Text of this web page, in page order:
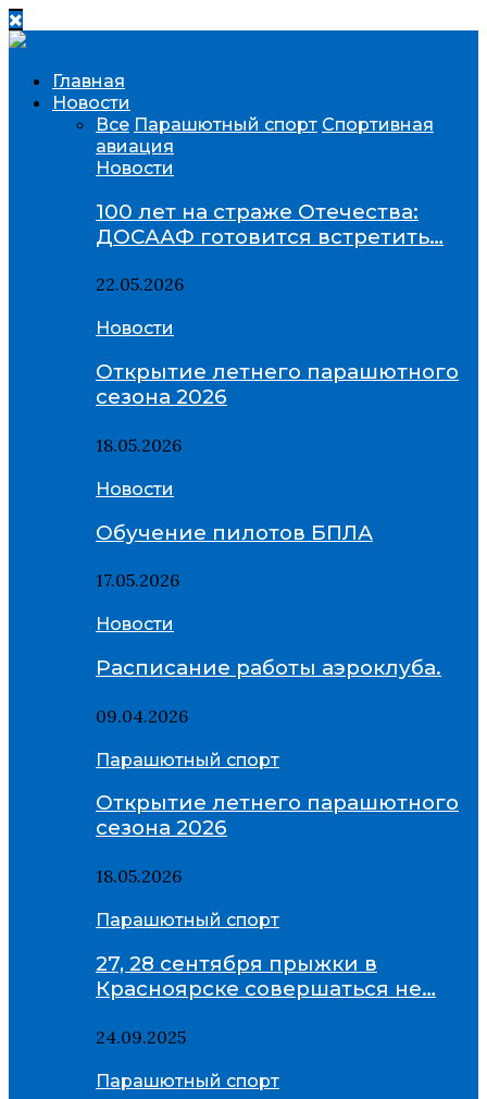
Главная
Новости
Все Парашютный спорт Спортивная
авиация
Новости
100 лет на страже Отечества:
ДОСААФ готовится встретить…
22.05.2026
Новости
Открытие летнего парашютного
сезона 2026
18.05.2026
Новости
Обучение пилотов БПЛА
17.05.2026
Новости
Расписание работы аэроклуба.
09.04.2026
Парашютный спорт
Открытие летнего парашютного
сезона 2026
18.05.2026
Парашютный спорт
27, 28 сентября прыжки в
Красноярске совершаться не…
24.09.2025
Парашютный спорт